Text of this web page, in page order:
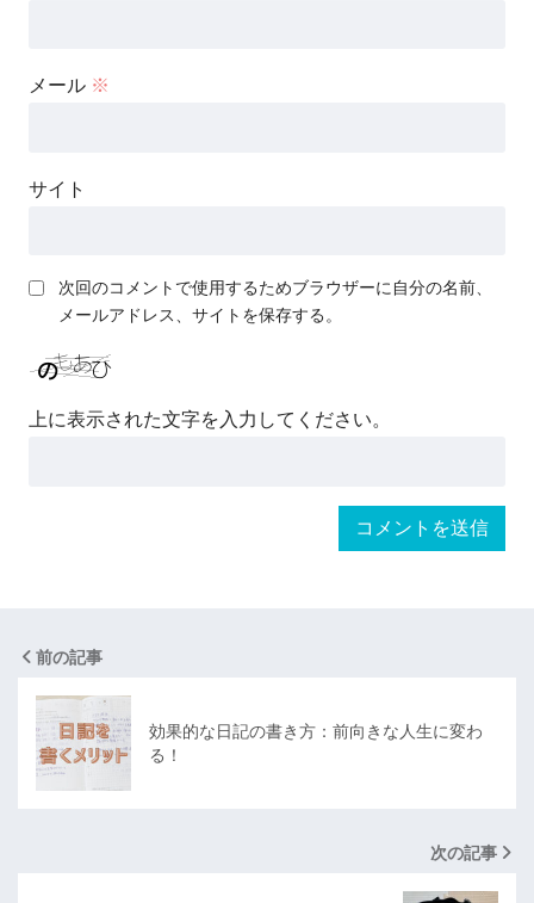
メール ※
サイト
次回のコメントで使用するためブラウザーに自分の名前、
メールアドレス、サイトを保存する。
上に表示された文字を入力してください。
前の記事
効果的な日記の書き方：前向きな人生に変わ
る！
次の記事